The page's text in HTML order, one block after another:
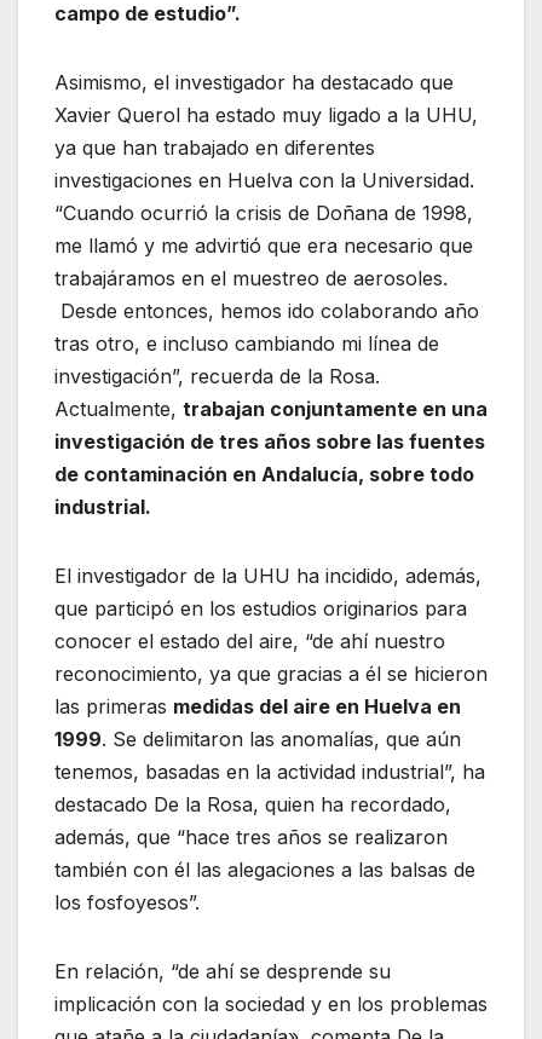
campo de estudio”.
Asimismo, el investigador ha destacado que
Xavier Querol ha estado muy ligado a la UHU,
ya que han trabajado en diferentes
investigaciones en Huelva con la Universidad.
“Cuando ocurrió la crisis de Doñana de 1998,
me llamó y me advirtió que era necesario que
trabajáramos en el muestreo de aerosoles.
Desde entonces, hemos ido colaborando año
tras otro, e incluso cambiando mi línea de
investigación”, recuerda de la Rosa.
Actualmente, trabajan conjuntamente en una
investigación de tres años sobre las fuentes
de contaminación en Andalucía, sobre todo
industrial.
El investigador de la UHU ha incidido, además,
que participó en los estudios originarios para
conocer el estado del aire, “de ahí nuestro
reconocimiento, ya que gracias a él se hicieron
las primeras medidas del aire en Huelva en
1999. Se delimitaron las anomalías, que aún
tenemos, basadas en la actividad industrial”, ha
destacado De la Rosa, quien ha recordado,
además, que “hace tres años se realizaron
también con él las alegaciones a las balsas de
los fosfoyesos”.
En relación, “de ahí se desprende su
implicación con la sociedad y en los problemas